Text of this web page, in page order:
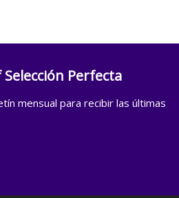
Perfecta
mensual para recibir las últimas